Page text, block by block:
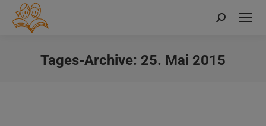
Search:
Tages-Archive: 25. Mai 2015